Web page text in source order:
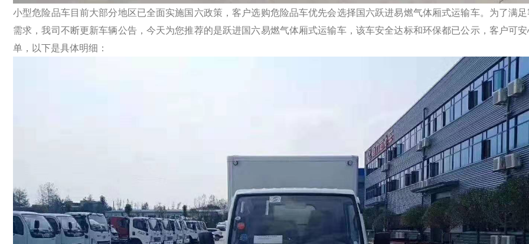
小型危险品车目前大部分地区已全面实施国六政策，客户选购危险品车优先会选择国六跃进易燃气体厢式运输车。为了满
需求，我司不断更新车辆公告，今天为您推荐的是跃进国六易燃气体厢式运输车，该车安全达标和环保都已公示，客户可
单，以下是具体明细：